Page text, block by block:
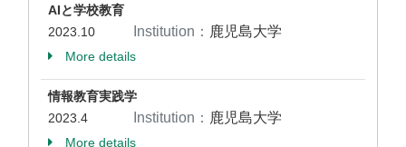
AIと学校教育
2023.10
Institution： 鹿児島大学
More details
情報教育実践学
2023.4
Institution： 鹿児島大学
More details